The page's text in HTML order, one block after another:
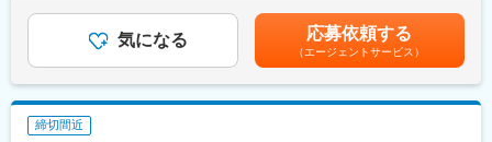
容の分析や成長可能性の評価(事業性評価)を実施し、
当該企業様の課題解決や今後のさらなる成長のために必要となる
役割を正確に見定めたうえで弊社に連携いただき作成された求人
です。
・・・・・・・・・・・・・・
＜総務＞
・総務担当者が不在の際のフォロー、職員からの問い合わせ対応
フォローという形で業務をサポートいただく機会がございます。
与：あり/年2回(前年度実績2.00か月分)■昇給額：1月あたり1,000
円～1,000円（前年度実績）賃金はあくまでも目安の金額であり、
選考を通じて上下する可能性があります。月給(月額)は固定手当を
含めた表記です。
気になる 応募依頼する
（エージェントサービス）
締切間近